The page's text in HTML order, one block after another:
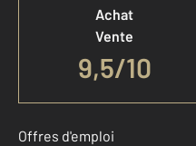
Achat
Vente
9,5/10
Offres d'emploi